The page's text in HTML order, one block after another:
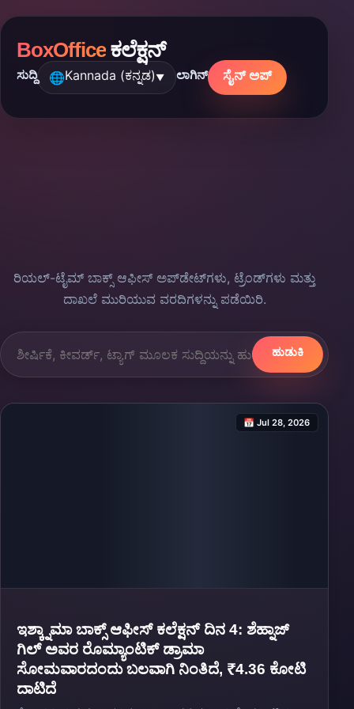
BoxOfficeಕಲೆಕ್ಷನ್
ಸುದ್ದಿ 🌐Kannada (ಕನ್ನಡ)▼ ಲಾಗಿನ್ ಸೈನ್ ಅಪ್
ರಿಯಲ್-ಟೈಮ್ ಬಾಕ್ಸ್ ಆಫೀಸ್ ಅಪ್‌ಡೇಟ್‌ಗಳು, ಟ್ರೆಂಡ್‌ಗಳು ಮತ್ತು
ದಾಖಲೆ ಮುರಿಯುವ ವರದಿಗಳನ್ನು ಪಡೆಯಿರಿ.
ಹುಡುಕಿ
📅 Jul 28, 2026
ಇಶ್ಕ್ನಾಮಾ ಬಾಕ್ಸ್ ಆಫೀಸ್ ಕಲೆಕ್ಷನ್ ದಿನ 4: ಶೆಹ್ನಾಜ್
ಗಿಲ್ ಅವರ ರೊಮ್ಯಾಂಟಿಕ್ ಡ್ರಾಮಾ
ಸೋಮವಾರದಂದು ಬಲವಾಗಿ ನಿಂತಿದೆ, ₹4.36 ಕೋಟಿ
ದಾಟಿದೆ